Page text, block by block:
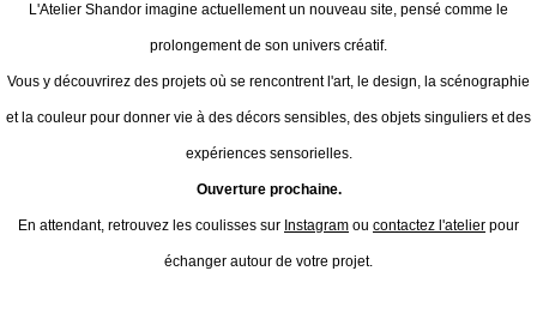
L'Atelier Shandor imagine actuellement un nouveau site, pensé comme le
prolongement de son univers créatif.
Vous y découvrirez des projets où se rencontrent l'art, le design, la scénographie
et la couleur pour donner vie à des décors sensibles, des objets singuliers et des
expériences sensorielles.
Ouverture prochaine.
En attendant, retrouvez les coulisses sur Instagram ou contactez l'atelier pour
échanger autour de votre projet.